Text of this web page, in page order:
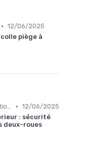
• 12/06/2025
piège à
Sécurité dans l'utilisation des outils • 12/06/2025
: sécurité
deux-roues